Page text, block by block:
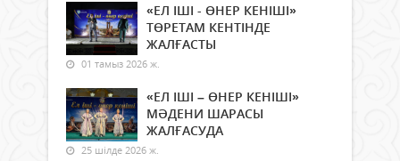
«ЕЛ ІШІ - ӨНЕР КЕНІШІ»
ТӨРЕТАМ КЕНТІНДЕ
ЖАЛҒАСТЫ
01 тамыз 2026 ж.
«ЕЛ ІШІ – ӨНЕР КЕНІШІ»
МӘДЕНИ ШАРАСЫ
ЖАЛҒАСУДА
25 шілде 2026 ж.